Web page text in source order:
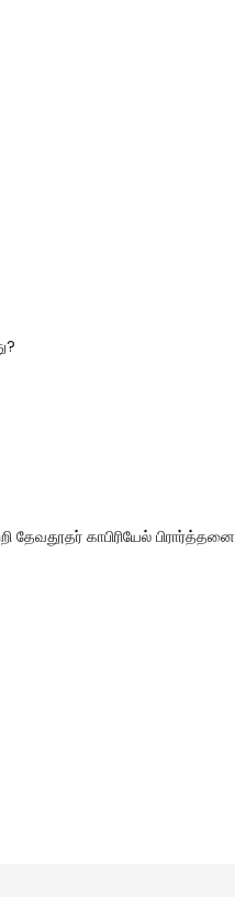
தேவதூதர் காபிரியேல் பிரார்த்தனை